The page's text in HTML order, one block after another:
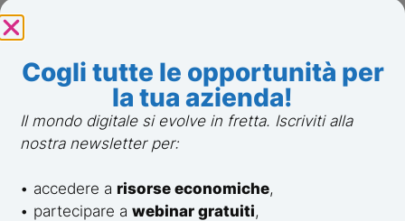
Socio
PATROCINATORE
Per professionisti, professori e imprenditori con
Cogli tutte le opportunità per
la tua azienda!
Il mondo digitale si evolve in fretta. Iscriviti alla
nostra newsletter per:
• accedere a risorse economiche,
• partecipare awebinar gratuiti,